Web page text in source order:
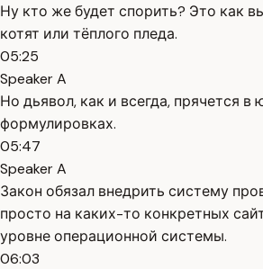
Ну кто же будет спорить? Это как
котят или тёплого пледа.
05:25
Speaker A
Но дьявол, как и всегда, прячется в
формулировках.
05:47
Speaker A
Закон обязал внедрить систему
просто на каких-то конкретных
уровне операционной системы.
06:03